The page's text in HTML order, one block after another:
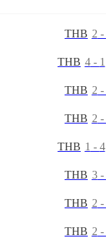
THB 2 -
THB 4- 1
THB 2 -
THB 2 -
THB 1 - 4
THB 3-
THB 2 -
THB 2 -